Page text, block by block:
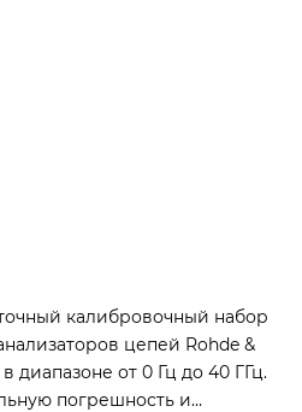
калибровочный набор
цепей Rohde &
диапазоне от 0 Гц до 40 ГГц.
погрешность и